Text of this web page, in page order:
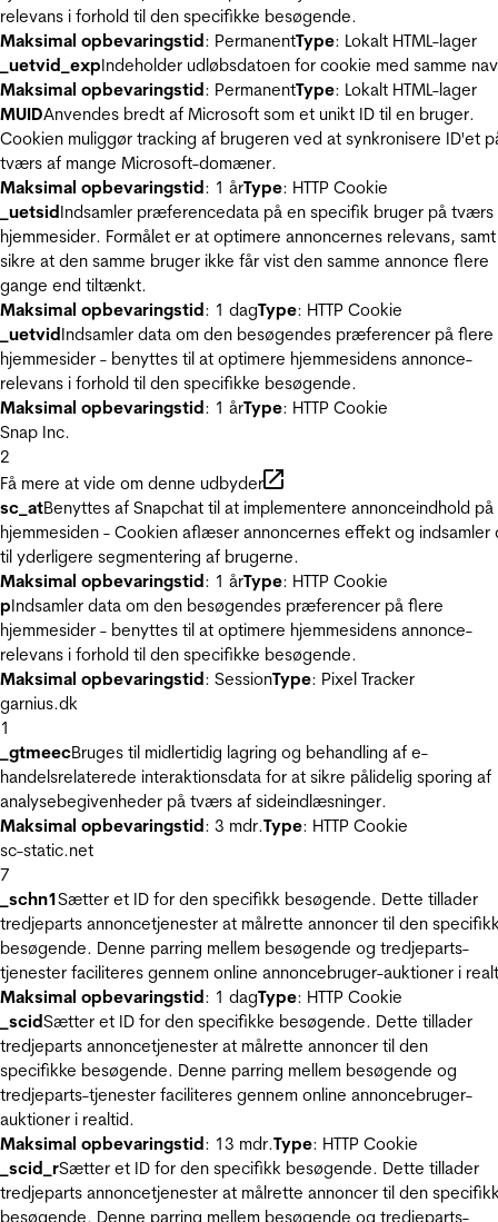
relevans i forhold til den specifikke besøgende.
Maksimal opbevaringstid: PermanentType: Lokalt HTML-lager
_uetvid_expIndeholder udløbsdatoen for cookie med samme
Maksimal opbevaringstid: PermanentType: Lokalt HTML-lager
MUIDAnvendes bredt af Microsoft som et unikt ID til en bruger.
Cookien muliggør tracking af brugeren ved at synkronisere ID'et
tværs af mange Microsoft-domæner.
Maksimal opbevaringstid: 1 årType: HTTP Cookie
_uetsidIndsamler præferencedata på en specifik bruger på tværs
hjemmesider. Formålet er at optimere annoncernes relevans, samt
sikre at den samme bruger ikke får vist den samme annonce flere
gange end tiltænkt.
Maksimal opbevaringstid: 1 dagType: HTTP Cookie
_uetvidIndsamler data om den besøgendes præferencer på flere
hjemmesider - benyttes til at optimere hjemmesidens annonce-
relevans i forhold til den specifikke besøgende.
Maksimal opbevaringstid: 1 årType: HTTP Cookie
Snap Inc.
2
Få mere at vide om denne udbyder
sc_atBenyttes af Snapchat til at implementere annonceindhold på
hjemmesiden - Cookien aflæser annoncernes effekt og indsamler
til yderligere segmentering af brugerne.
Maksimal opbevaringstid: 1 årType: HTTP Cookie
pIndsamler data om den besøgendes præferencer på flere
hjemmesider - benyttes til at optimere hjemmesidens annonce-
relevans i forhold til den specifikke besøgende.
Maksimal opbevaringstid: SessionType: Pixel Tracker
garnius.dk
1
_gtmeecBruges til midlertidig lagring og behandling af e-
handelsrelaterede interaktionsdata for at sikre pålidelig sporing af
analysebegivenheder på tværs af sideindlæsninger.
Maksimal opbevaringstid: 3 mdr.Type: HTTP Cookie
sc-static.net
7
_schn1Sætter et ID for den specifikk besøgende. Dette tillader
tredjeparts annoncetjenester at målrette annoncer til den
besøgende. Denne parring mellem besøgende og tredjeparts-
tjenester faciliteres gennem online annoncebruger-auktioner i
Maksimal opbevaringstid: 1 dagType: HTTP Cookie
_scidSætter et ID for den specifikke besøgende. Dette tillader
tredjeparts annoncetjenester at målrette annoncer til den
specifikke besøgende. Denne parring mellem besøgende og
tredjeparts-tjenester faciliteres gennem online annoncebruger-
auktioner i realtid.
Maksimal opbevaringstid: 13 mdr.Type: HTTP Cookie
_scid_rSætter et ID for den specifikk besøgende. Dette tillader
tredjeparts annoncetjenester at målrette annoncer til den
besøgende. Denne parring mellem besøgende og tredjeparts-